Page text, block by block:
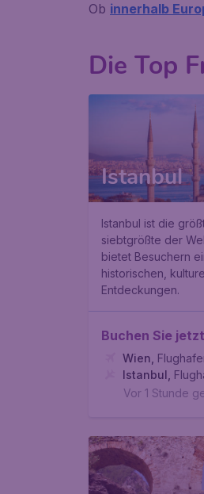
Ob innerhalb
Die Top
Istanbul
Istanbul ist die
siebtgrößte der
bietet Besuchern
historischen,
Entdeckungen.
Buchen Sie jetzt
Wien
Istanbul
Vor 1 Stunde